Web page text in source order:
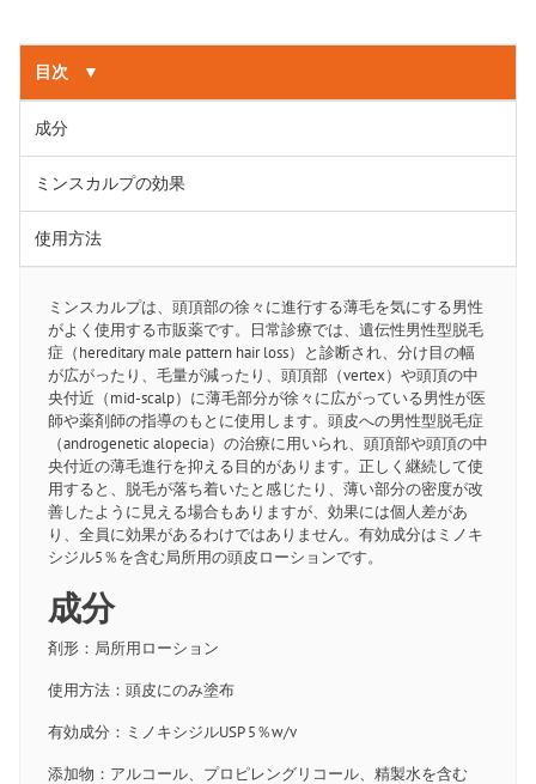
目次 ▼
成分
ミンスカルプの効果
使用方法
ミンスカルプは、頭頂部の徐々に進行する薄毛を気にする男性
がよく使用する市販薬です。日常診療では、遺伝性男性型脱毛
症（hereditary male pattern hair loss）と診断され、分け目の幅
が広がったり、毛量が減ったり、頭頂部（vertex）や頭頂の中
央付近（mid-scalp）に薄毛部分が徐々に広がっている男性が医
師や薬剤師の指導のもとに使用します。頭皮への男性型脱毛症
（androgenetic alopecia）の治療に用いられ、頭頂部や頭頂の中
央付近の薄毛進行を抑える目的があります。正しく継続して使
用すると、脱毛が落ち着いたと感じたり、薄い部分の密度が改
善したように見える場合もありますが、効果には個人差があ
り、全員に効果があるわけではありません。有効成分はミノキ
シジル5％を含む局所用の頭皮ローションです。
成分
剤形：局所用ローション
使用方法：頭皮にのみ塗布
有効成分：ミノキシジルUSP 5％w/v
添加物：アルコール、プロピレングリコール、精製水を含む